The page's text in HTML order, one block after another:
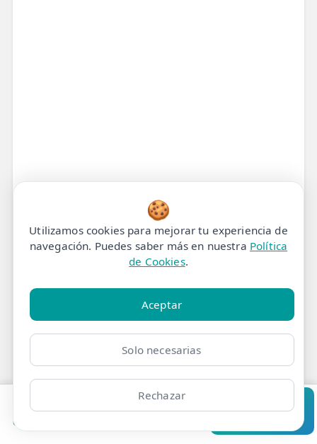
ClínicasTratamiento de
Pedir cita Consultar
🍪
Utilizamos cookies para mejorar tu experiencia de
navegación. Puedes saber más en nuestra Política
de Cookies.
Aceptar
Solo necesarias
Rechazar